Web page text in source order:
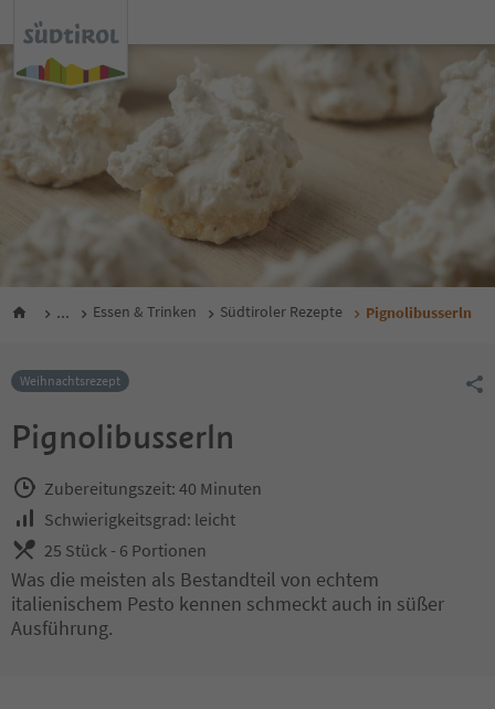
... Essen & Trinken Südtiroler Rezepte Pignolibusserln
Weihnachtsrezept
Pignolibusserln
Zubereitungszeit: 40 Minuten
Schwierigkeitsgrad: leicht
25 Stück - 6 Portionen
Was die meisten als Bestandteil von echtem
italienischem Pesto kennen schmeckt auch in süßer
Ausführung.